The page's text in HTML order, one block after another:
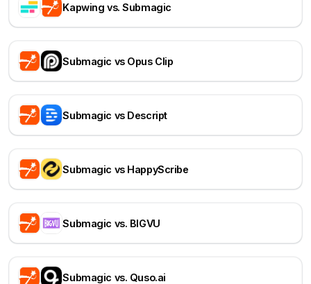
Kapwing vs. Submagic
Submagic vs Opus Clip
Submagic vs Descript
Submagic vs HappyScribe
Submagic vs. BIGVU
Submagic vs. Quso.ai